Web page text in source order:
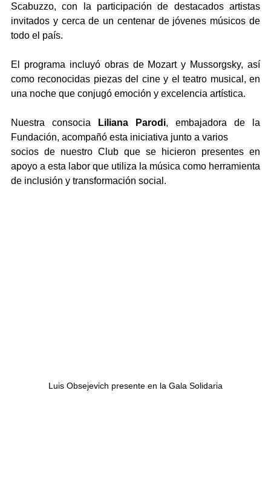
Scabuzzo, con la participación de destacados artistas
invitados y cerca de un centenar de jóvenes músicos de
todo el país.
El programa incluyó obras de Mozart y Mussorgsky, así
como reconocidas piezas del cine y el teatro musical, en
una noche que conjugó emoción y excelencia artística.
Nuestra consocia Liliana Parodi, embajadora de la
Fundación, acompañó esta iniciativa junto a varios
socios de nuestro Club que se hicieron presentes en
apoyo a esta labor que utiliza la música como herramienta
de inclusión y transformación social.
Luis Obsejevich presente en la Gala Solidaria